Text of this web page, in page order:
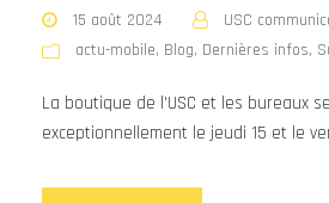
15 août 2024
USC
actu-mobile, Blog, Dernières infos,
La boutique de l’USC et les bureaux
exceptionnellement le jeudi 15 et le